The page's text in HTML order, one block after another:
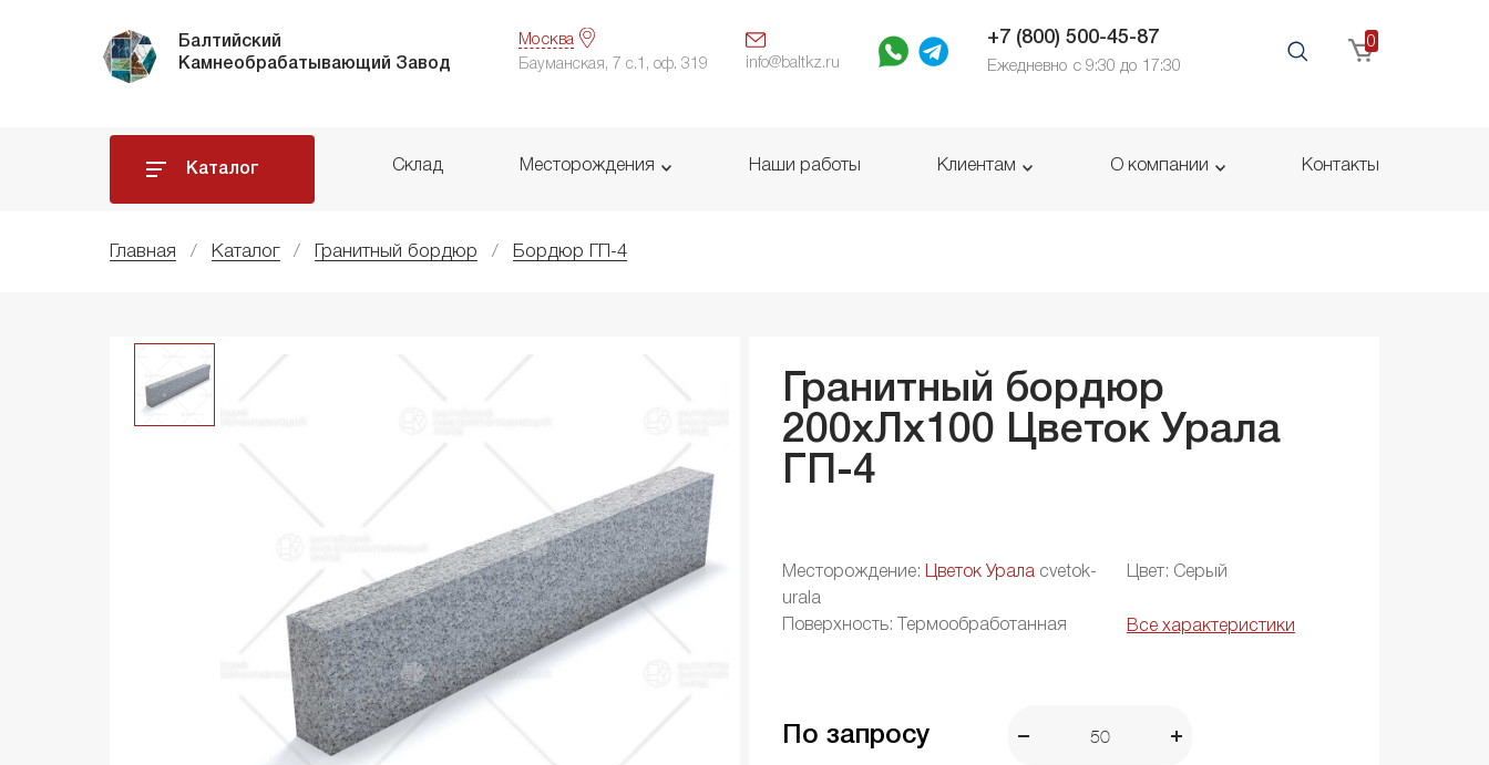
Балтийский
Камнеобрабатывающий Завод
Москва
Бауманская, 7 с.1, оф. 319 info@baltkz.ru
+7 (800) 500-45-87
Ежедневно с 9:30 до 17:30
0
Каталог Склад Месторождения Наши работы Клиентам О компании Контакты
Главная Каталог Гранитный бордюр Бордюр ГП-4
Гранитный бордюр
200xЛx100 Цветок Урала
ГП-4
Месторождение: Цветок Урала cvetok-
urala
Цвет: Серый
Поверхность: Термообработанная Все характеристики
По запросу